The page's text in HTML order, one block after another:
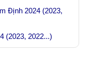
Định 2024 (2023,
(2023, 2022...)